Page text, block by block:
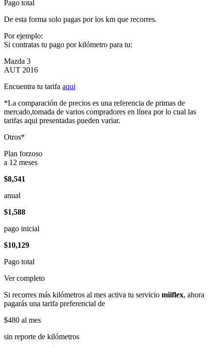
Pago total
De esta forma solo pagas por los km que recorres.
Por ejemplo:
Si contratas tu pago por kilómetro para tu:
Mazda 3
AUT 2016
Encuentra tu tarifa aqui
*La comparación de precios es una referencia de primas de
mercado,tomada de varios compradores en línea por lo cual las
tarifas aqui presentadas pueden variar.
Otros*
Plan forzoso
a 12 meses
$8,541
anual
$1,588
pago inicial
$10,129
Pago total
Ver completo
Si recorres más kilómetros al mes activa tu servicio miiflex, ahora
pagarás una tarifa preferencial de
$480 al mes
sin reporte de kilómetros